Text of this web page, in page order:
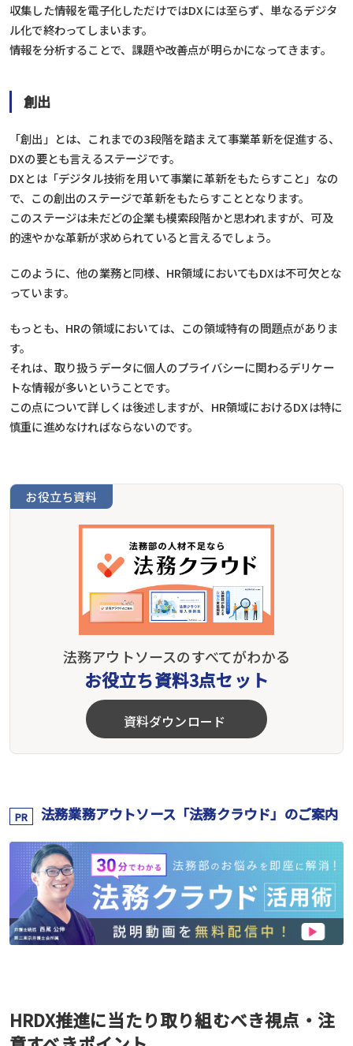
収集した情報を電子化しただけではDXには至らず、単なるデジタ
ル化で終わってしまいます。
情報を分析することで、課題や改善点が明らかになってきます。
創出
「創出」とは、これまでの3段階を踏まえて事業革新を促進する、
DXの要とも言えるステージです。
DXとは「デジタル技術を用いて事業に革新をもたらすこと」なの
で、この創出のステージで革新をもたらすこととなります。
このステージは未だどの企業も模索段階かと思われますが、可及
的速やかな革新が求められていると言えるでしょう。
このように、他の業務と同様、HR領域においてもDXは不可欠とな
っています。
もっとも、HRの領域においては、この領域特有の問題点がありま
す。
それは、取り扱うデータに個人のプライバシーに関わるデリケー
トな情報が多いということです。
この点について詳しくは後述しますが、HR領域におけるDXは特に
慎重に進めなければならないのです。
お役立ち資料
法務アウトソースのすべてがわかる
お役立ち資料3点セット
資料ダウンロード
PR 法務業務アウトソース「法務クラウド」のご案内
HRDX推進に当たり取り組むべき視点・注